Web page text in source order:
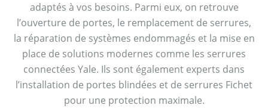
adaptés à vos besoins. Parmi eux, on retrouve
l’ouverture de portes, le remplacement de serrures,
la réparation de systèmes endommagés et la mise en
place de solutions modernes comme les serrures
connectées Yale. Ils sont également experts dans
l’installation de portes blindées et de serrures Fichet
pour une protection maximale.